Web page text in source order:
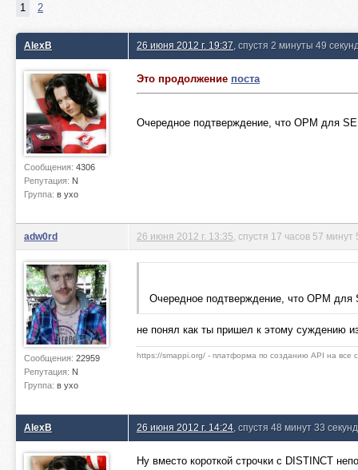
1
2
AlexB
Сообщения: 4306
Репутация: N
Группа: в ухо
26 июня 2012 г. 19:37 , спустя 2 минуты 49
Это продолжение поста
Очередное подтверждение, что ОРМ для
adw0rd
Сообщения: 22959
Репутация: N
Группа: в ухо
26 июня 2012 г. 13:35 , спустя 17 часов 57 минут
Очередное подтверждение, что ОРМ для
не понял как ты пришел к этому суждению из
https://smappi.org/ - платформа по созданию API на все
AlexB 26 июня 2012 г. 14:24 , спустя 48 минут 33
Ну вместо короткой строчки с DISTINCT